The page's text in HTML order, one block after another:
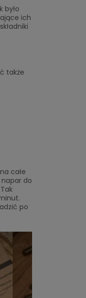
było
ich
także
całe
napar do
po